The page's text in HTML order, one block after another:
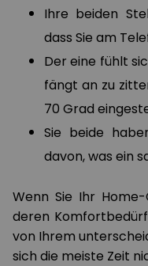
Ihre beiden
dass Sie am
Der eine fühlt
fängt an zu
70 Grad
Sie beide
davon, was ein
Wenn Sie Ihr
deren
von Ihrem
sich die meiste Zeit